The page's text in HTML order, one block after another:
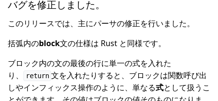
バグを修正しました。
このリリースでは、主にパーサの修正を行いました。
括弧内のblock文の仕様は Rust と同様です。
ブロック内の文の最後の行に単一の式を入れた
り、
return 文を入れたりすると、ブロックは関数呼び出
しやインフィックス操作のように、単なる式として扱うこ